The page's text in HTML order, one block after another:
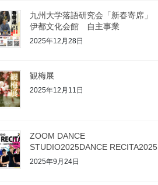
九州大学落語研究会「新春寄席」
伊都文化会館 自主事業
2025年12月28日
観梅展
2025年12月11日
ZOOM DANCE
STUDIO2025DANCE RECITA2025
2025年9月24日